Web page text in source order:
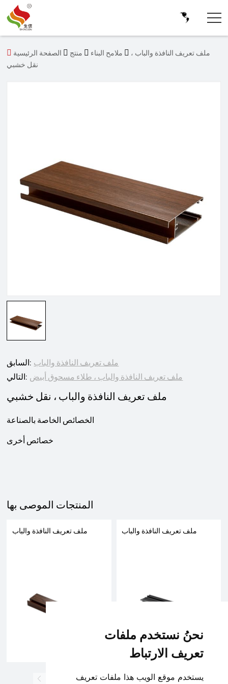
نحنُ نستخدم ملفات
تعريف الارتباط
يستخدم موقع الويب هذا ملفات تعريف
  منتج  ملامح البناء  ملف تعريف النافذة والباب ،
نقل خشبي
ملف تعريف النافذة والباب ، نقل خشبي
الخصائص الخاصة بالصناعة
خصائص أخرى
السابق: ملف تعريف النافذة والباب
التالي: ملف تعريف النافذة والباب ، طلاء مسحوق أبيض
المنتجات الموصى بها
ملف تعريف النافذة والباب ملف تعريف النافذة والباب
3 4 5 6 7 8 9 10